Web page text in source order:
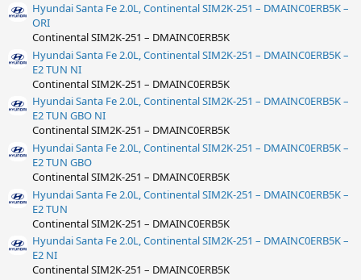
Hyundai Santa Fe 2.0L, Continental SIM2K-251 – DMAINC0ERB5K –
ORI
Continental SIM2K-251 – DMAINC0ERB5K
Hyundai Santa Fe 2.0L, Continental SIM2K-251 – DMAINC0ERB5K –
E2 TUN NI
Continental SIM2K-251 – DMAINC0ERB5K
Hyundai Santa Fe 2.0L, Continental SIM2K-251 – DMAINC0ERB5K –
E2 TUN GBO NI
Continental SIM2K-251 – DMAINC0ERB5K
Hyundai Santa Fe 2.0L, Continental SIM2K-251 – DMAINC0ERB5K –
E2 TUN GBO
Continental SIM2K-251 – DMAINC0ERB5K
Hyundai Santa Fe 2.0L, Continental SIM2K-251 – DMAINC0ERB5K –
E2 TUN
Continental SIM2K-251 – DMAINC0ERB5K
Hyundai Santa Fe 2.0L, Continental SIM2K-251 – DMAINC0ERB5K –
E2 NI
Continental SIM2K-251 – DMAINC0ERB5K